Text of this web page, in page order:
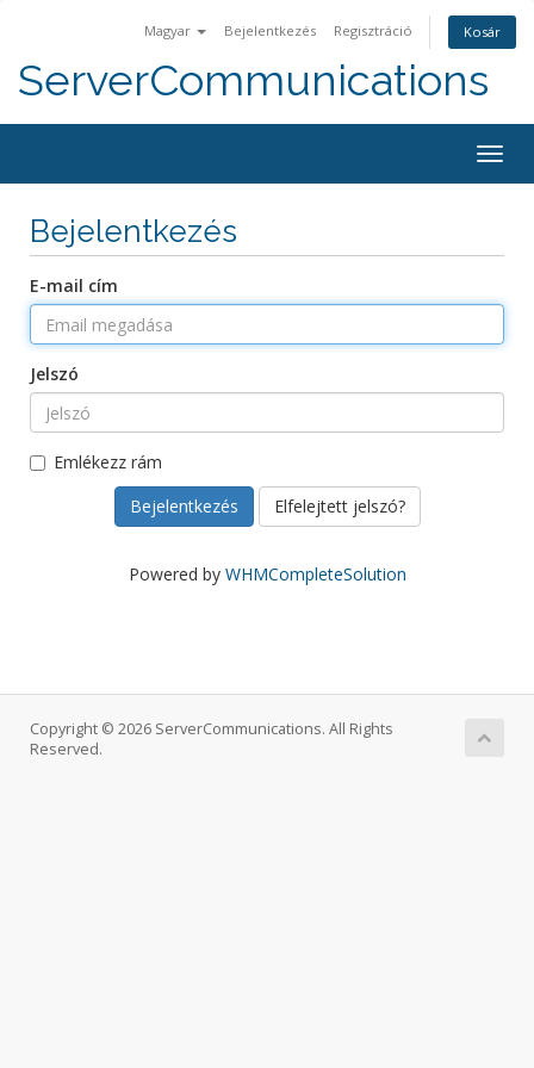
Magyar Bejelentkezés Regisztráció Kosár
ServerCommunications
Bejelentkezés
E-mail cím
Jelszó
Emlékezz rám
Elfelejtett jelszó?
Powered by WHMCompleteSolution
Copyright © 2026 ServerCommunications. All Rights
Reserved.